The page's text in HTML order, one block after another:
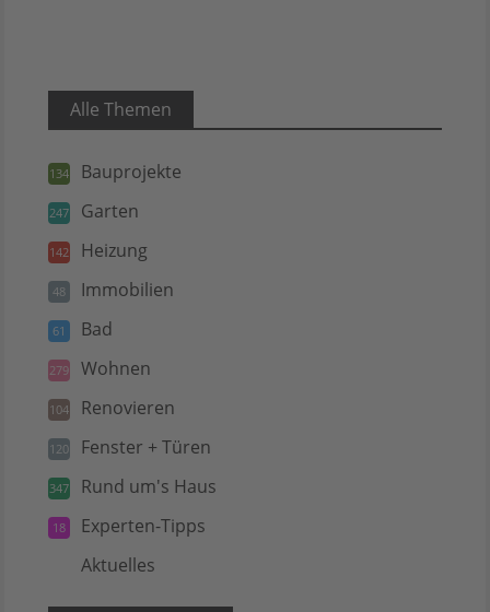
Alle Themen
134 Bauprojekte
247 Garten
142 Heizung
48 Immobilien
61 Bad
279 Wohnen
104 Renovieren
120 Fenster + Türen
347 Rund um's Haus
18 Experten-Tipps
Aktuelles